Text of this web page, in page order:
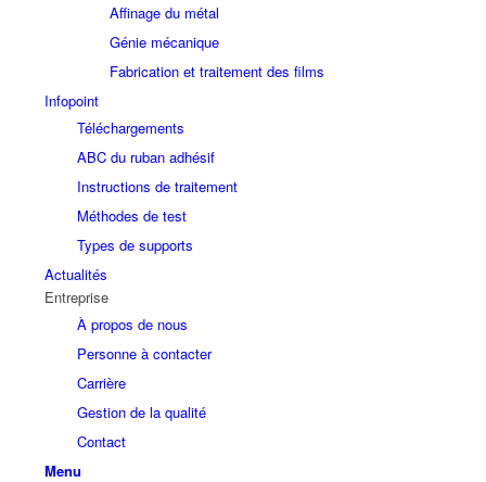
Affinage du métal
Génie mécanique
Fabrication et traitement des films
Infopoint
Téléchargements
ABC du ruban adhésif
Instructions de traitement
Méthodes de test
Types de supports
Actualités
Entreprise
À propos de nous
Personne à contacter
Carrière
Gestion de la qualité
Contact
Menu